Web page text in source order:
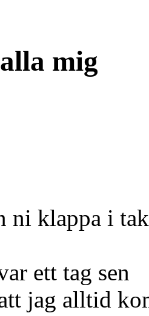
mig
ni klappa i
ett tag sen
jag alltid